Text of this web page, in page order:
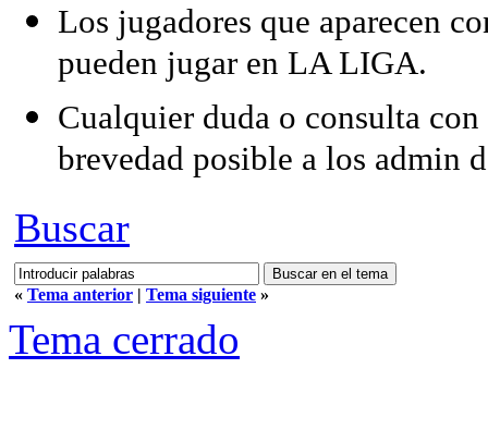
Los jugadores que aparecen
pueden jugar en LA LIGA.
Cualquier duda o consulta
brevedad posible a los admin
Buscar
« Tema anterior | Tema siguiente »
Tema cerrado